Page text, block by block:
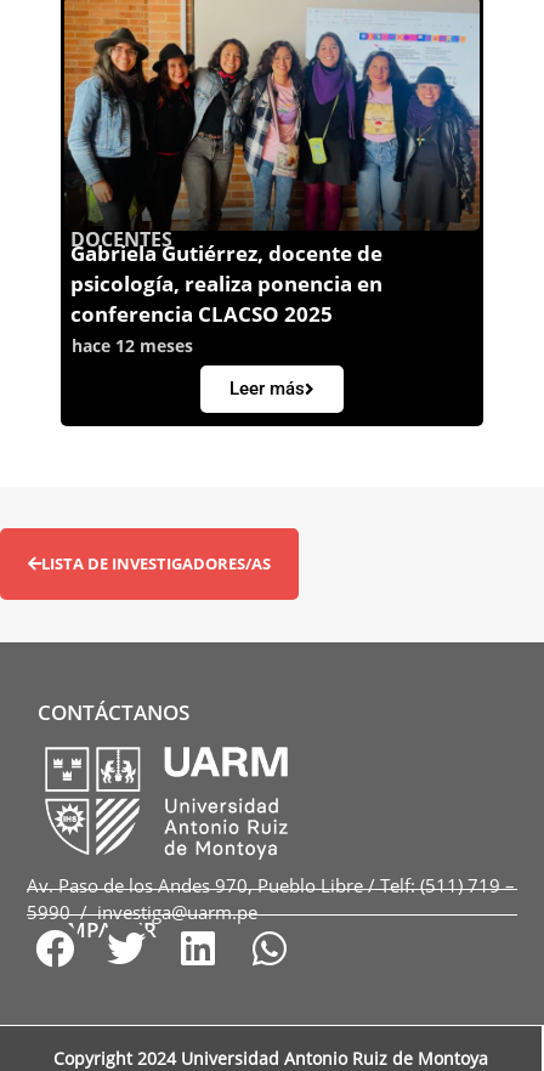
DOCENTES
Gabriela Gutiérrez, docente de
psicología, realiza ponencia en
conferencia CLACSO 2025
hace 12 meses
Leer más
LISTA DE INVESTIGADORES/AS
CONTÁCTANOS
Av. Paso de los Andes 970, Pueblo Libre / Telf: (511) 719 –
5990 / investiga@uarm.pe
COMPARTIR
Copyright 2024 Universidad Antonio Ruiz de Montoya